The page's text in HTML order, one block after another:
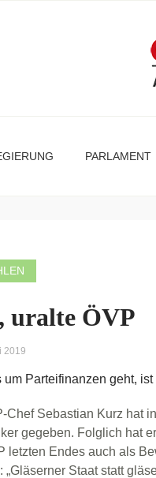
PARLAMENT
uralte ÖVP
2019
Parteifinanzen geht,
Chef Sebastian Kurz hat
gegeben. Folglich hat
letzten Endes auch als
Staat statt